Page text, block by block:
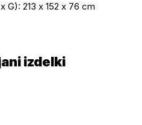
G): 213 x 152 x 76 cm
izdelki